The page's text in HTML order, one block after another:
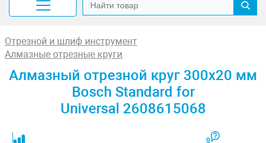
Отрезной и шлиф инструмент
Алмазные отрезные круги
Алмазный отрезной круг 300x20 мм
Bosch Standard for
Universal 2608615068